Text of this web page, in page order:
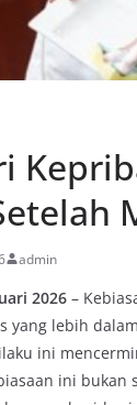
admin
2026 –
yang lebih
ini
ini bukan